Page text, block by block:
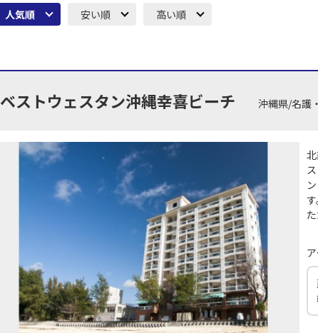
人気順 安い順 高い順
ベストウェスタン沖縄幸喜ビーチ 沖縄県/名護